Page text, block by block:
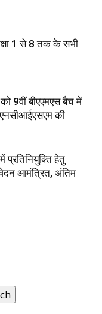
1 से 8 तक के सभी
9वीं बीएएमएस बैच में
की
हेतु
आमंत्रित, अंतिम